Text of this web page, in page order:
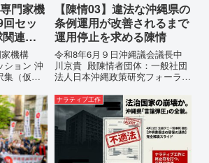
門家機
セッ
連発
機構
ション 沖
集（仮
おいて行
住民族指
化合物）
化（...
【陳情03】違法な沖縄県の
条例運用が改善されるまで
運用停止を求める陳情
令和8年6月９日沖縄議会議長中
川京貴 殿陳情者団体：一般社団
法人日本沖縄政策研究フォーラム
所：沖縄県那覇市電 話：080-違
法な沖縄県の条例運用が改善され
るまで運用停止を求める陳情陳情
の趣旨沖縄県は、「沖縄県...
ナラティブ工作